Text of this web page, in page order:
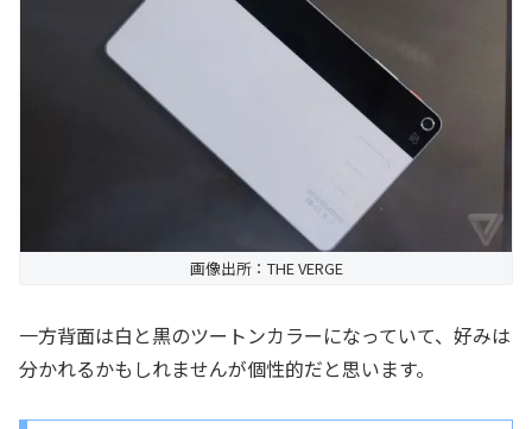
画像出所：THE VERGE
一方背面は白と黒のツートンカラーになっていて、好みは
分かれるかもしれませんが個性的だと思います。